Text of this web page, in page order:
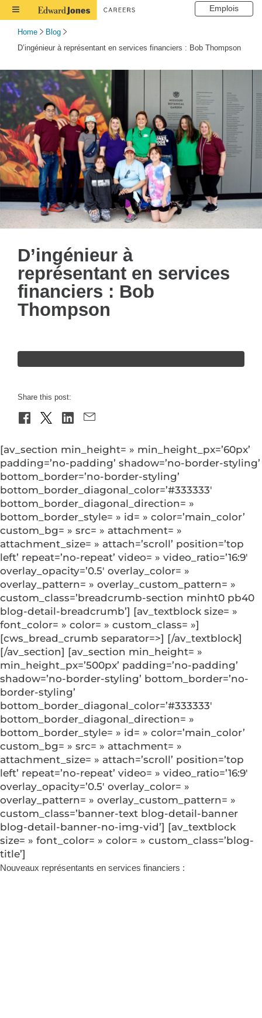
Toggle
Emplois
Home
Blog
D’ingénieur à représentant en services financiers : Bob Thompson
D’ingénieur à
représentant en services
financiers : Bob
Thompson
Share this post:
[av_section min_height= » min_height_px=’60px’
padding=’no-padding’ shadow=’no-border-styling’
bottom_border=’no-border-styling’
bottom_border_diagonal_color=’#333333′
bottom_border_diagonal_direction= »
bottom_border_style= » id= » color=’main_color’
custom_bg= » src= » attachment= »
attachment_size= » attach=’scroll’ position=’top
left’ repeat=’no-repeat’ video= » video_ratio=’16:9′
overlay_opacity=’0.5′ overlay_color= »
overlay_pattern= » overlay_custom_pattern= »
custom_class=’breadcrumb-section minht0 pb40
blog-detail-breadcrumb’] [av_textblock size= »
font_color= » color= » custom_class= »]
[cws_bread_crumb separator=>] [/av_textblock]
[/av_section] [av_section min_height= »
min_height_px=’500px’ padding=’no-padding’
shadow=’no-border-styling’ bottom_border=’no-
border-styling’
bottom_border_diagonal_color=’#333333′
bottom_border_diagonal_direction= »
bottom_border_style= » id= » color=’main_color’
custom_bg= » src= » attachment= »
attachment_size= » attach=’scroll’ position=’top
left’ repeat=’no-repeat’ video= » video_ratio=’16:9′
overlay_opacity=’0.5′ overlay_color= »
overlay_pattern= » overlay_custom_pattern= »
custom_class=’banner-text blog-detail-banner
blog-detail-banner-no-img-vid’] [av_textblock
size= » font_color= » color= » custom_class=’blog-
title’]
Nouveaux représentants en services financiers :